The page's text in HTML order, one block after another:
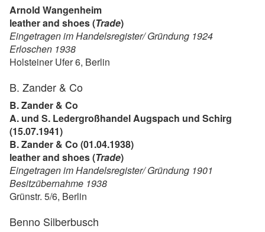
Arnold Wangenheim
leather and shoes (Trade)
Eingetragen im Handelsregister/ Gründung 1924
Erloschen 1938
Holsteiner Ufer 6, Berlin
B. Zander & Co
B. Zander & Co
A. und S. Ledergroßhandel Augspach und Schirg
(15.07.1941)
B. Zander & Co (01.04.1938)
leather and shoes (Trade)
Eingetragen im Handelsregister/ Gründung 1901
Besitzübernahme 1938
Grünstr. 5/6, Berlin
Benno Silberbusch